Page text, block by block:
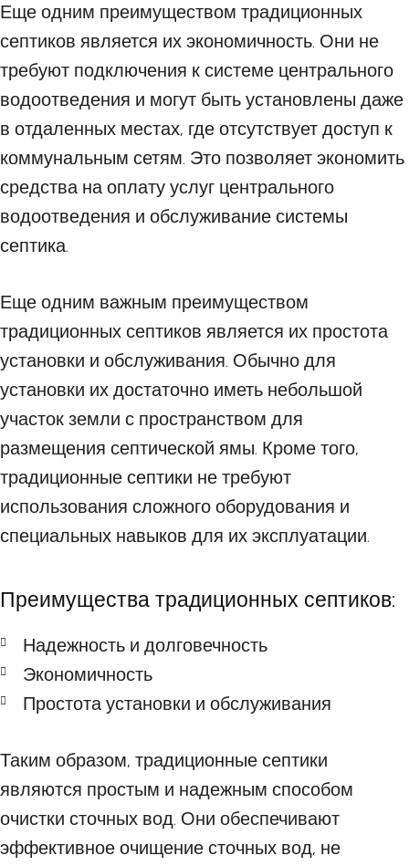
Еще одним преимуществом традиционных
септиков является их экономичность. Они не
требуют подключения к системе центрального
водоотведения и могут быть установлены даже
в отдаленных местах, где отсутствует доступ к
коммунальным сетям. Это позволяет экономить
средства на оплату услуг центрального
водоотведения и обслуживание системы
септика.
Еще одним важным преимуществом
традиционных септиков является их простота
установки и обслуживания. Обычно для
установки их достаточно иметь небольшой
участок земли с пространством для
размещения септической ямы. Кроме того,
традиционные септики не требуют
использования сложного оборудования и
специальных навыков для их эксплуатации.
Преимущества традиционных септиков:
Надежность и долговечность
Экономичность
Простота установки и обслуживания
Таким образом, традиционные септики
являются простым и надежным способом
очистки сточных вод. Они обеспечивают
эффективное очищение сточных вод, не